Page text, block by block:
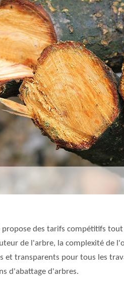
propose des tarifs compétitifs
de l'arbre, la complexité de
et transparents pour tous les
d'abattage d'arbres.